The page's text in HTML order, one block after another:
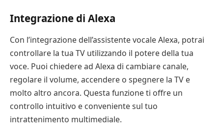
Integrazione di Alexa
Con l’integrazione dell’assistente vocale Alexa, potrai
controllare la tua TV utilizzando il potere della tua
voce. Puoi chiedere ad Alexa di cambiare canale,
regolare il volume, accendere o spegnere la TV e
molto altro ancora. Questa funzione ti offre un
controllo intuitivo e conveniente sul tuo
intrattenimento multimediale.